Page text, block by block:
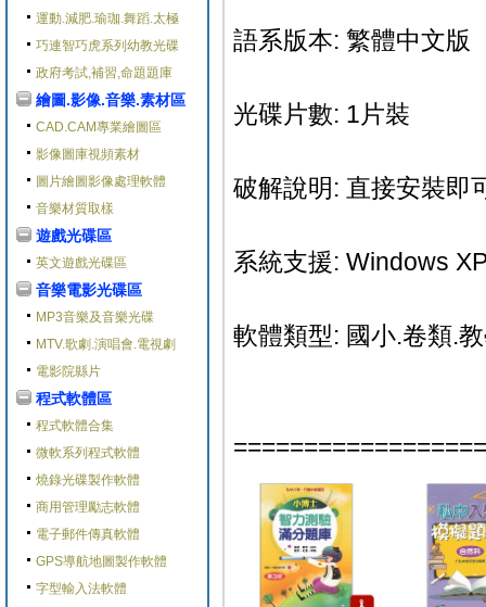
運動.減肥.瑜珈.舞蹈.太極
巧連智巧虎系列幼教光碟
政府考試,補習,命題題庫
繪圖.影像.音樂.素材區
CAD.CAM專業繪圖區
影像圖庫視頻素材
圖片繪圖影像處理軟體
音樂材質取樣
遊戲光碟區
英文遊戲光碟區
音樂電影光碟區
MP3音樂及音樂光碟
MTV.歌劇.演唱會.電視劇
電影院縣片
程式軟體區
程式軟體合集
微軟系列程式軟體
燒錄光碟製作軟體
商用管理勵志軟體
電子郵件傳真軟體
GPS導航地圖製作軟體
字型輸入法軟體
語系版本: 繁體中文版
光碟片數: 1片裝
破解說明: 直接安裝即
系統支援: Windows
軟體類型: 國小.卷類.